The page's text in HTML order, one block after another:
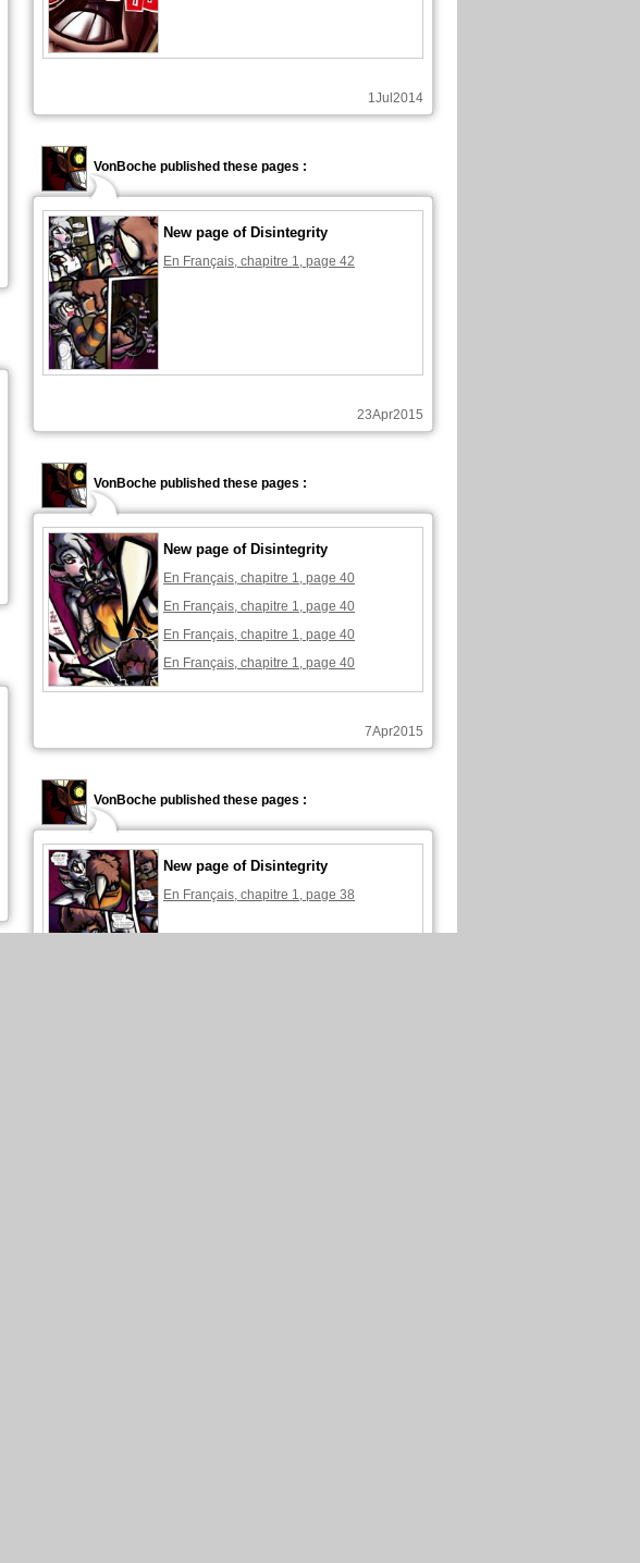
1Jul2014
VonBoche published these pages :
New page of Disintegrity
En Français, chapitre 1, page 42
23Apr2015
VonBoche published these pages :
New page of Disintegrity
En Français, chapitre 1, page 40
En Français, chapitre 1, page 40
En Français, chapitre 1, page 40
En Français, chapitre 1, page 40
7Apr2015
VonBoche published these pages :
New page of Disintegrity
En Français, chapitre 1, page 38